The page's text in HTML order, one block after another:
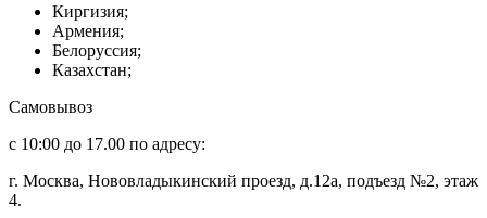
Киргизия;
Армения;
Белоруссия;
Казахстан;
Самовывоз
с 10:00 до 17.00 по адресу:
г. Москва, Нововладыкинский проезд, д.12а, подъезд №2, этаж
4.